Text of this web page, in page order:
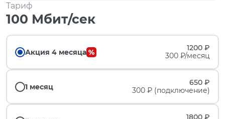
Тариф
100 Мбит/сек
Акция 4 месяца
1200 ₽
300 ₽/месяц
1 месяц
650 ₽
300 ₽ (подключение)
1800 ₽